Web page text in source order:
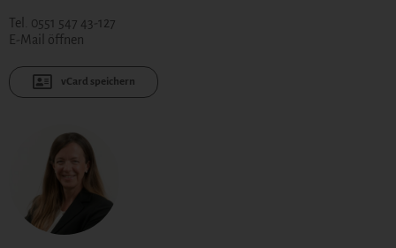
Tel. 0551 547 43-127
E-Mail öffnen
vCard speichern